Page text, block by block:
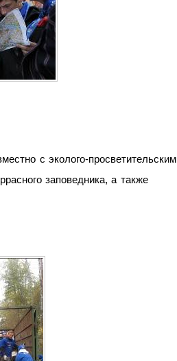
с эколого-просветительским
заповедника, а также